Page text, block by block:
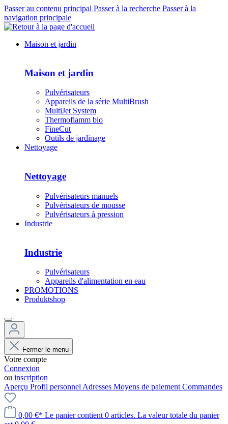
Passer au contenu principal Passer à la recherche Passer à la
navigation principale
Maison et jardin
Maison et jardin
Pulvérisateurs
Appareils de la série MultiBrush
MultiJet System
Thermoflamm bio
FineCut
Outils de jardinage
Nettoyage
Nettoyage
Pulvérisateurs manuels
Pulvérisateurs de mousse
Pulvérisateurs à pression
Industrie
Industrie
Pulvérisateurs
Appareils d'alimentation en eau
PROMOTIONS
Produktshop
Fermer le menu
Votre compte
Connexion
ou inscription
Aperçu Profil personnel Adresses Moyens de paiement Commandes
0,00 €* Le panier contient 0 articles. La valeur totale du panier